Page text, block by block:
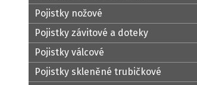
Pojistky nožové
Pojistky závitové a doteky
Pojistky válcové
Pojistky skleněné trubičkové